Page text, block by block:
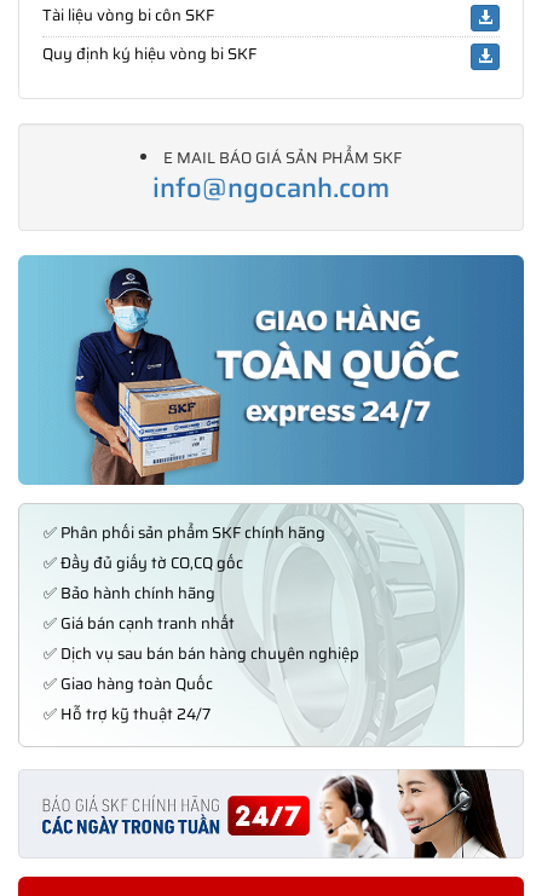
Tài liệu vòng bi côn SKF
Quy định ký hiệu vòng bi SKF
E MAIL BÁO GIÁ SẢN PHẨM SKF
info@ngocanh.com
✅ Phân phối sản phẩm SKF chính hãng
✅ Đầy đủ giấy tờ CO,CQ gốc
✅ Bảo hành chính hãng
✅ Giá bán cạnh tranh nhất
✅ Dịch vụ sau bán bán hàng chuyên nghiệp
✅ Giao hàng toàn Quốc
✅ Hỗ trợ kỹ thuật 24/7